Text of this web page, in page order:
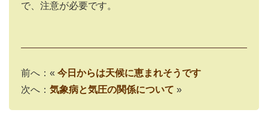
で、注意が必要です。
前へ：« 今日からは天候に恵まれそうです
次へ： 気象病と気圧の関係について »